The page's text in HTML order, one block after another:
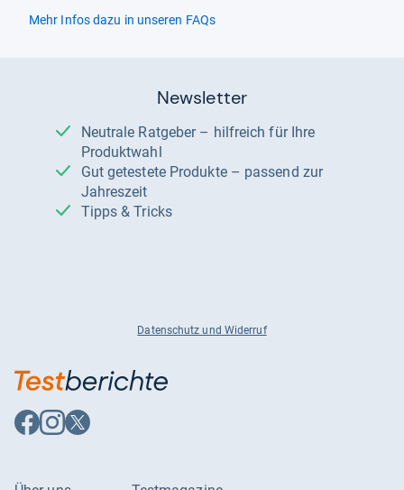
Mehr Infos dazu in unseren FAQs
Newsletter
Neutrale Ratgeber – hilfreich für Ihre
Produktwahl
Gut getestete Produkte – passend zur
Jahreszeit
Tipps & Tricks
Datenschutz und Widerruf
Auf
Facebook
Auf
Instagram
Auf
X